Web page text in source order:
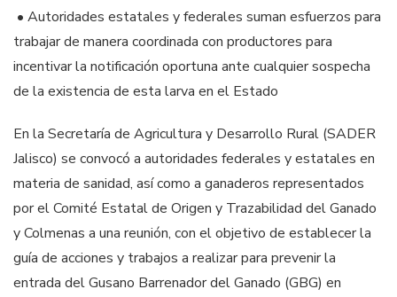
• Autoridades estatales y federales suman esfuerzos para
trabajar de manera coordinada con productores para
incentivar la notificación oportuna ante cualquier sospecha
de la existencia de esta larva en el Estado
En la Secretaría de Agricultura y Desarrollo Rural (SADER
Jalisco) se convocó a autoridades federales y estatales en
materia de sanidad, así como a ganaderos representados
por el Comité Estatal de Origen y Trazabilidad del Ganado
y Colmenas a una reunión, con el objetivo de establecer la
guía de acciones y trabajos a realizar para prevenir la
entrada del Gusano Barrenador del Ganado (GBG) en